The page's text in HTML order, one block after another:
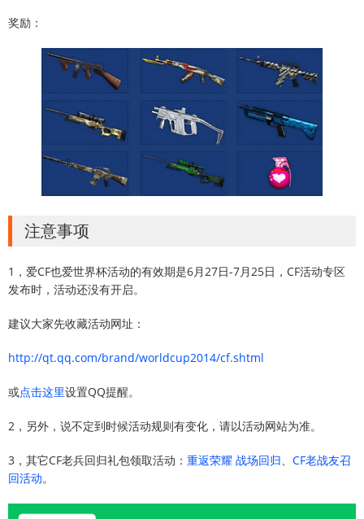
奖励：
注意事项
1，爱CF也爱世界杯活动的有效期是6月27日-7月25日，CF活动专区
发布时，活动还没有开启。
建议大家先收藏活动网址：
http://qt.qq.com/brand/worldcup2014/cf.shtml
或点击这里设置QQ提醒。
2，另外，说不定到时候活动规则有变化，请以活动网站为准。
3，其它CF老兵回归礼包领取活动： 重返荣耀 战场回归、 CF老战友召
回活动。